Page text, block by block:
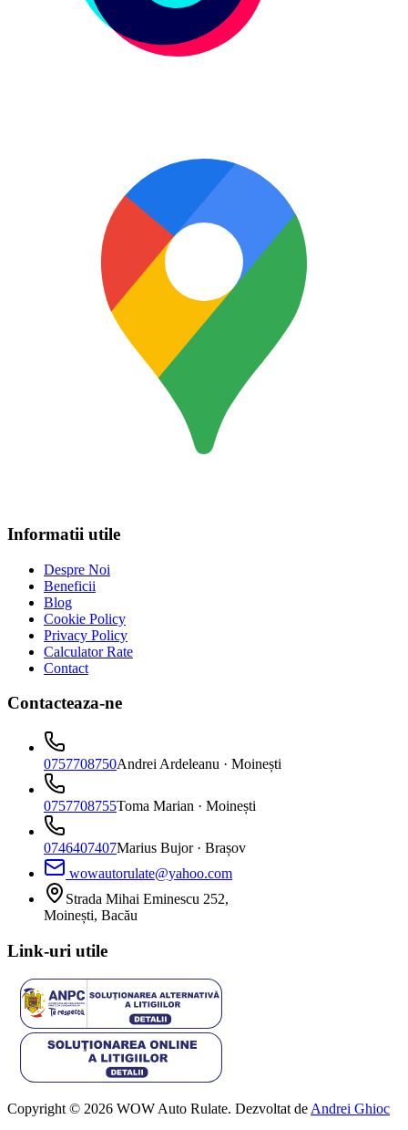
Informatii utile
Despre Noi
Beneficii
Blog
Cookie Policy
Privacy Policy
Calculator Rate
Contact
Contacteaza-ne
0757708750Andrei Ardeleanu · Moinești
0757708755Toma Marian · Moinești
0746407407Marius Bujor · Brașov
wowautorulate@yahoo.com
Strada Mihai Eminescu 252,
Moinești, Bacău
Link-uri utile
Copyright © 2026 WOW Auto Rulate. Dezvoltat de Andrei Ghioc